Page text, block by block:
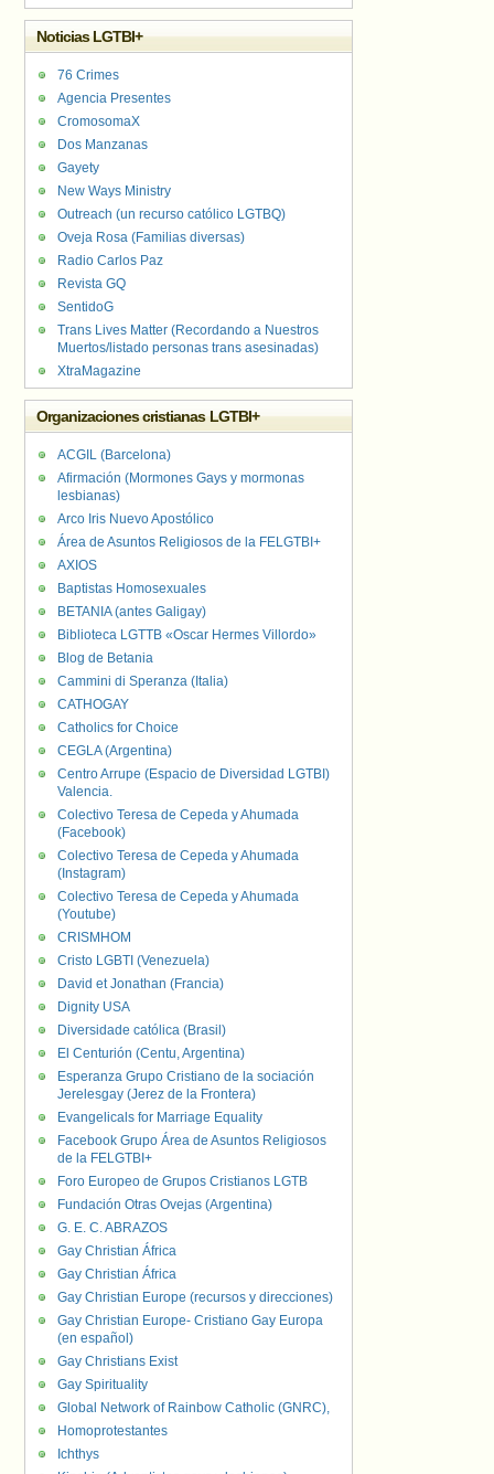
Noticias LGTBI+
76 Crimes
Agencia Presentes
CromosomaX
Dos Manzanas
Gayety
New Ways Ministry
Outreach (un recurso católico LGTBQ)
Oveja Rosa (Familias diversas)
Radio Carlos Paz
Revista GQ
SentidoG
Trans Lives Matter (Recordando a Nuestros
Muertos/listado personas trans asesinadas)
XtraMagazine
Organizaciones cristianas LGTBI+
ACGIL (Barcelona)
Afirmación (Mormones Gays y mormonas
lesbianas)
Arco Iris Nuevo Apostólico
Área de Asuntos Religiosos de la FELGTBI+
AXIOS
Baptistas Homosexuales
BETANIA (antes Galigay)
Biblioteca LGTTB «Oscar Hermes Villordo»
Blog de Betania
Cammini di Speranza (Italia)
CATHOGAY
Catholics for Choice
CEGLA (Argentina)
Centro Arrupe (Espacio de Diversidad LGTBI)
Valencia.
Colectivo Teresa de Cepeda y Ahumada
(Facebook)
Colectivo Teresa de Cepeda y Ahumada
(Instagram)
Colectivo Teresa de Cepeda y Ahumada
(Youtube)
CRISMHOM
Cristo LGBTI (Venezuela)
David et Jonathan (Francia)
Dignity USA
Diversidade católica (Brasil)
El Centurión (Centu, Argentina)
Esperanza Grupo Cristiano de la sociación
Jerelesgay (Jerez de la Frontera)
Evangelicals for Marriage Equality
Facebook Grupo Área de Asuntos Religiosos
de la FELGTBI+
Foro Europeo de Grupos Cristianos LGTB
Fundación Otras Ovejas (Argentina)
G. E. C. ABRAZOS
Gay Christian África
Gay Christian África
Gay Christian Europe (recursos y direcciones)
Gay Christian Europe- Cristiano Gay Europa
(en español)
Gay Christians Exist
Gay Spirituality
Global Network of Rainbow Catholic (GNRC),
Homoprotestantes
Ichthys